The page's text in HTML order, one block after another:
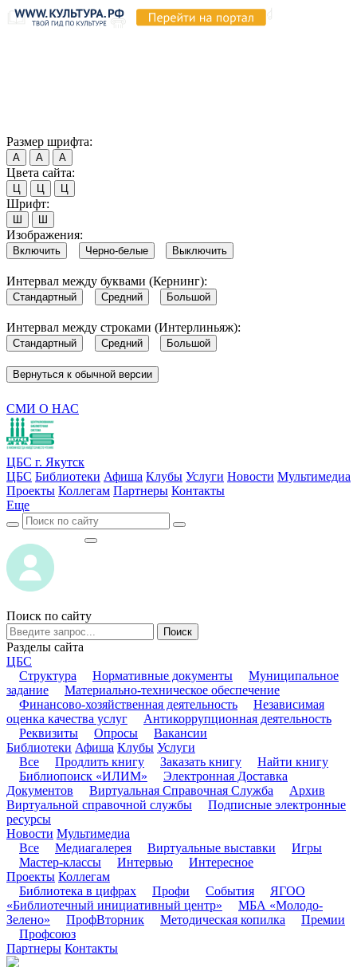
Размер шрифта:
А А А
Цвета сайта:
Ц Ц Ц
Шрифт:
Ш Ш
Изображения:
Включить Черно-белые Выключить
Интервал между буквами (Кернинг):
Стандартный Средний Большой
Интервал между строками (Интерлиньяж):
Стандартный Средний Большой
Вернуться к обычной версии
СМИ О НАС
ЦБС г. Якутск
ЦБС Библиотеки Афиша Клубы Услуги Новости Мультимедиа
Проекты Коллегам Партнеры Контакты
Еще
Поиск по сайту
Поиск
Разделы сайта
ЦБС
Структура
Нормативные документы
Муниципальное
задание
Материально-техническое обеспечение
Финансово-хозяйственная деятельность
Независимая
оценка качества услуг
Антикоррупционная деятельность
Реквизиты
Опросы
Вакансии
Библиотеки Афиша Клубы Услуги
Все
Продлить книгу Заказать книгу
Найти книгу
Библиопоиск «ИЛИМ»
Электронная Доставка
Документов
Виртуальная Справочная Служба
Архив
Виртуальной справочной службы
Подписные электронные
ресурсы
Новости Мультимедиа
Все
Медиагалерея Виртуальные выставки
Игры
Мастер-классы
Интервью
Интересное
Проекты Коллегам
Библиотека в цифрах
Профи События
ЯГОО
«Библиотечный инициативный центр»
МБА «Молодо-
Зелено»
ПрофВторник Методическая копилка
Премии
Профсоюз
Партнеры Контакты